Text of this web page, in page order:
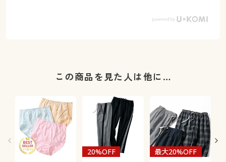
この商品を見た人は他に…
20%OFF 最大20%OFF